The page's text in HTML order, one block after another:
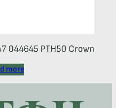
044645 РТН50 Crown
more